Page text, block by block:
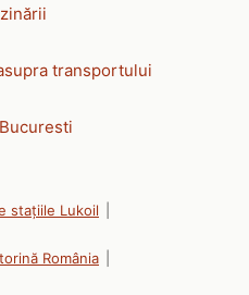
transportului
stațiile Lukoil
România